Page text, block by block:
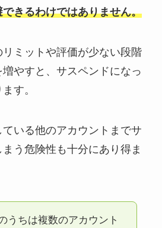
きるわけではありません。
ミットや評価が少ない段階
やすと、サスペンドになっ
す。
いる他のアカウントまでサ
う危険性も十分にあり得ま
うちは複数のアカウント